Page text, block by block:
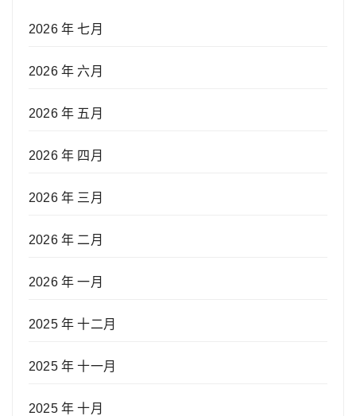
2026 年 七月
2026 年 六月
2026 年 五月
2026 年 四月
2026 年 三月
2026 年 二月
2026 年 一月
2025 年 十二月
2025 年 十一月
2025 年 十月